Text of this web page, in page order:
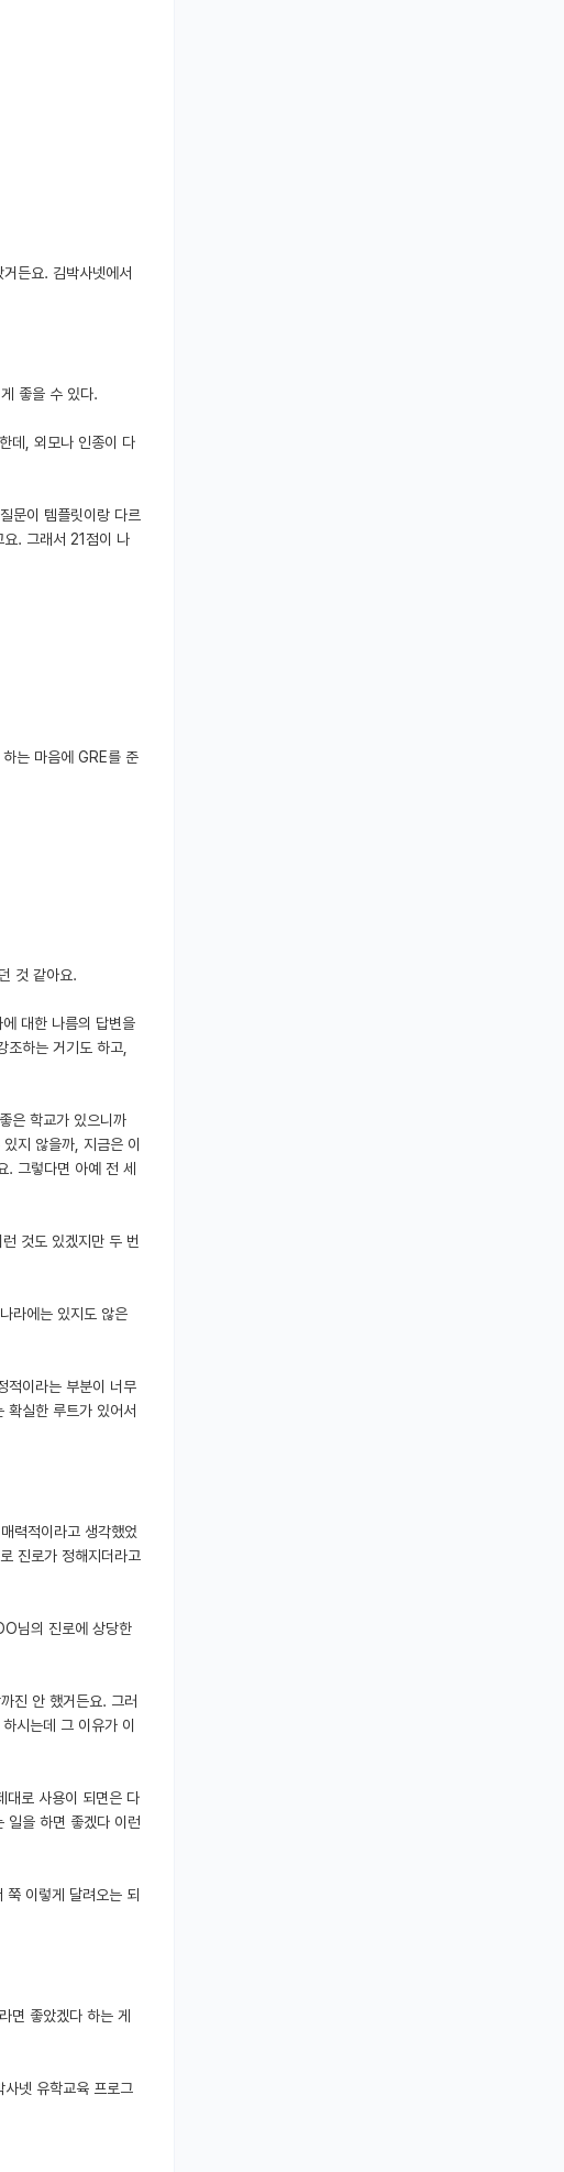
든요. 김박사넷에서
좋을 수 있다.
데, 외모나 인종이 다
문이 템플릿이랑 다르
요. 그래서 21점이 나
는 마음에 GRE를 준
것 같아요.
대한 나름의 답변을
하는 거기도 하고,
은 학교가 있으니까
지 않을까, 지금은 이
. 그렇다면 아예 전 세
것도 있겠지만 두 번
라에는 있지도 않은
적이라는 부분이 너무
확실한 루트가 있어서
력적이라고 생각했었
진로가 정해지더라고
님의 진로에 상당한
진 안 했거든요. 그러
시는데 그 이유가 이
대로 사용이 되면은 다
일을 하면 좋겠다 이런
이렇게 달려오는 되
면 좋았겠다 하는 게
넷 유학교육 프로그